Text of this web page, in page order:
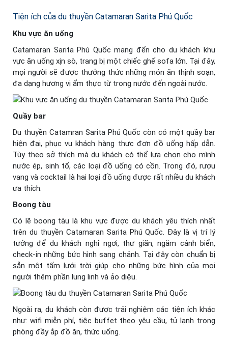
Tiện ích của du thuyền Catamaran Sarita Phú Quốc
Khu vực ăn uống
Catamaran Sarita Phú Quốc mang đến cho du khách khu
vực ăn uống xịn sò, trang bị một chiếc ghế sofa lớn. Tại đây,
mọi người sẽ được thưởng thức những món ăn thịnh soạn,
đa dạng hương vị ẩm thực từ trong nước đến ngoài nước.
Quầy bar
Du thuyền Catamran Sarita Phú Quốc còn có một quầy bar
hiện đại, phục vụ khách hàng thực đơn đồ uống hấp dẫn.
Tùy theo sở thích mà du khách có thể lựa chọn cho mình
nước ép, sinh tố, các loại đồ uống có cồn. Trong đó, rượu
vang và cocktail là hai loại đồ uống được rất nhiều du khách
ưa thích.
Boong tàu
Có lẽ boong tàu là khu vực được du khách yêu thích nhất
trên du thuyền Catamaran Sarita Phú Quốc. Đây là vị trí lý
tưởng để du khách nghỉ ngơi, thư giãn, ngắm cảnh biển,
check-in những bức hình sang chảnh. Tại đây còn chuẩn bị
sẵn một tấm lưới trời giúp cho những bức hình của mọi
người thêm phần lung linh và ảo diệu.
Ngoài ra, du khách còn được trải nghiệm các tiện ích khác
như: wifi miễn phí, tiệc buffet theo yêu cầu, tủ lạnh trong
phòng đầy ắp đồ ăn, thức uống.